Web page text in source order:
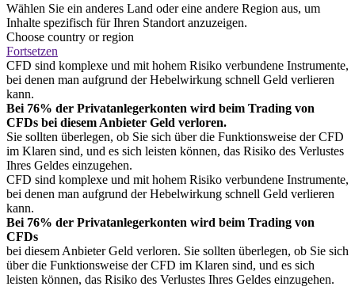
Wählen Sie ein anderes Land oder eine andere Region aus, um
Inhalte spezifisch für Ihren Standort anzuzeigen.
Choose country or region
Fortsetzen
CFD sind komplexe und mit hohem Risiko verbundene Instrumente,
bei denen man aufgrund der Hebelwirkung schnell Geld verlieren
kann.
Bei 76% der Privatanlegerkonten wird beim Trading von
CFDs bei diesem Anbieter Geld verloren.
Sie sollten überlegen, ob Sie sich über die Funktionsweise der CFD
im Klaren sind, und es sich leisten können, das Risiko des Verlustes
Ihres Geldes einzugehen.
CFD sind komplexe und mit hohem Risiko verbundene Instrumente,
bei denen man aufgrund der Hebelwirkung schnell Geld verlieren
kann.
Bei 76% der Privatanlegerkonten wird beim Trading von
CFDs
bei diesem Anbieter Geld verloren. Sie sollten überlegen, ob Sie sich
über die Funktionsweise der CFD im Klaren sind, und es sich
leisten können, das Risiko des Verlustes Ihres Geldes einzugehen.